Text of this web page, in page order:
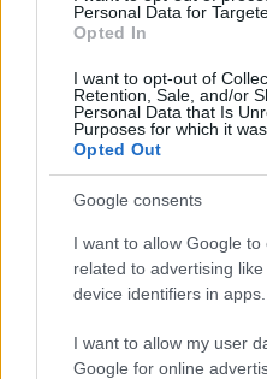
Personal Data for
Opted In
I want to opt-out of
Retention, Sale, and/or
Personal Data that Is
Purposes for which it
Opted Out
Google consents
I want to allow Google to
related to advertising
device identifiers in apps.
I want to allow my user
Google for online
Vaidarbs no 9.00
Numerologi izceļ
datumus, kuru
svarīga
Cilvēkusaizrāvis
erudīciju
Dzerun tievē?
palīdzēs
Lasīt
Atcelt